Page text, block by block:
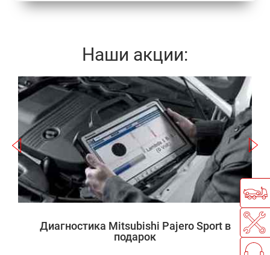
Наши акции:
Записаться
Диагностика Mitsubishi Pajero Sport в
подарок